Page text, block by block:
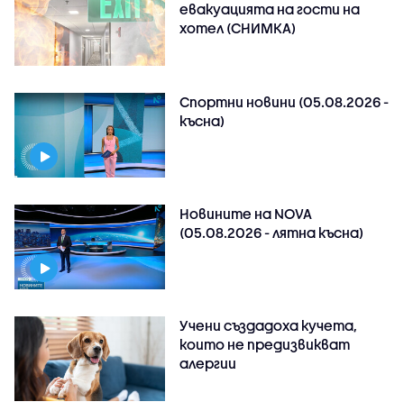
евакуацията на гости на
хотел (СНИМКА)
Спортни новини (05.08.2026 -
късна)
Новините на NOVA
(05.08.2026 - лятна късна)
Учени създадоха кучета,
които не предизвикват
алергии